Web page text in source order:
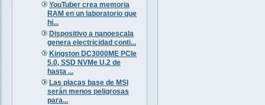
YouTuber crea memoria
RAM en un laboratorio que
hi...
Dispositivo a nanoescala
genera electricidad conti...
Kingston DC3000ME PCIe
5.0, SSD NVMe U.2 de
hasta ...
Las placas base de MSI
serán menos peligrosas
para...